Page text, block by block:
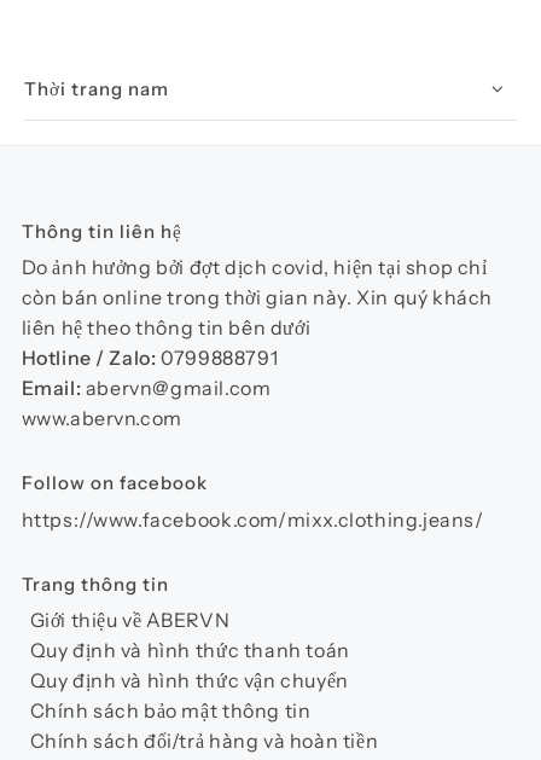
Thời trang nam
Thông tin liên hệ
Do ảnh hưởng bởi đợt dịch covid, hiện tại shop chỉ
còn bán online trong thời gian này. Xin quý khách
liên hệ theo thông tin bên dưới
Hotline / Zalo:0799888791
Email: abervn@gmail.com
www.abervn.com
Follow on facebook
https://www.facebook.com/mixx.clothing.jeans/
Trang thông tin
Giới thiệu về ABERVN
Quy định và hình thức thanh toán
Quy định và hình thức vận chuyển
Chính sách bảo mật thông tin
Chính sách đổi/trả hàng và hoàn tiền